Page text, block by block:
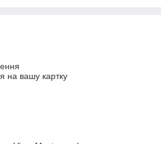
на вашу картку